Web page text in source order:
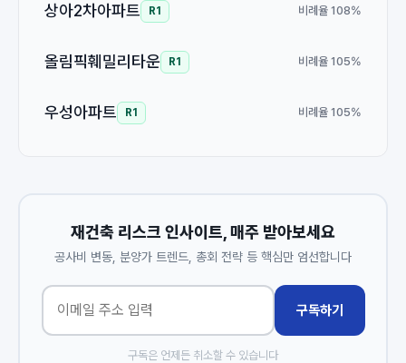
상아2차아파트 R1 비례율 108%
올림픽훼밀리타운 R1 비례율 105%
우성아파트 R1 비례율 105%
재건축 리스크 인사이트, 매주 받아보세요
공사비 변동, 분양가 트렌드, 총회 전략 등 핵심만 엄선합니다
구독하기
구독은 언제든 취소할 수 있습니다